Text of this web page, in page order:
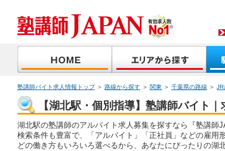
塾講師バイト求人情報トップ＞ 路線から探す ＞ 関東 ＞ 千葉県の路線 ＞ JR
【湖北駅・個別指導】塾講師バイト
湖北駅の塾講師のアルバイト求人募集を探すなら『塾講師
検索条件も豊富で、「アルバイト」「正社員」などの雇
どの働き方もいろいろ選べるから、あなたにぴったりの湖